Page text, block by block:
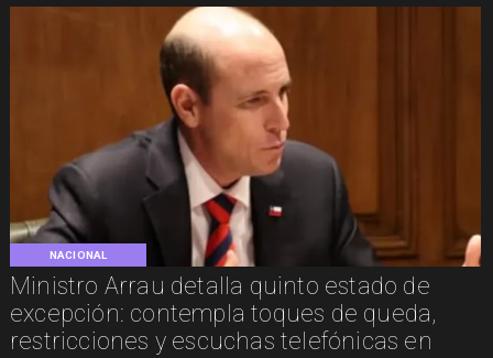
NACIONAL
Ministro Arrau detalla quinto estado de
excepción: contempla toques de queda,
restricciones y escuchas telefónicas en